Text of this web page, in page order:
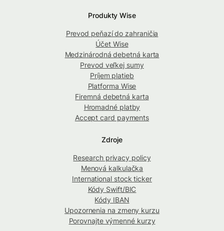
Produkty Wise
Prevod peňazí do zahraničia
Účet Wise
Medzinárodná debetná karta
Prevod veľkej sumy
Príjem platieb
Platforma Wise
Firemná debetná karta
Hromadné platby
Accept card payments
Zdroje
Research privacy policy
Menová kalkulačka
International stock ticker
Kódy Swift/BIC
Kódy IBAN
Upozornenia na zmeny kurzu
Porovnajte výmenné kurzy